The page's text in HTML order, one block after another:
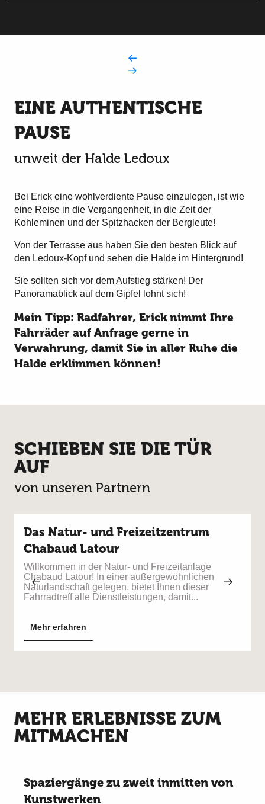
EINE AUTHENTISCHE
PAUSE
unweit der Halde Ledoux
Bei Erick eine wohlverdiente Pause einzulegen, ist wie
eine Reise in die Vergangenheit, in die Zeit der
Kohleminen und der Spitzhacken der Bergleute!
Von der Terrasse aus haben Sie den besten Blick auf
den Ledoux-Kopf und sehen die Halde im Hintergrund!
Sie sollten sich vor dem Aufstieg stärken! Der
Panoramablick auf dem Gipfel lohnt sich!
Mein Tipp: Radfahrer, Erick nimmt Ihre
Fahrräder auf Anfrage gerne in
Verwahrung, damit Sie in aller Ruhe die
Halde erklimmen können!
SCHIEBEN SIE DIE TÜR
AUF
von unseren Partnern
Das Natur- und Freizeitzentrum
Chabaud Latour
Willkommen in der Natur- und Freizeitanlage
Chabaud Latour! In einer außergewöhnlichen
Naturlandschaft gelegen, bietet Ihnen dieser
Fahrradtreff alle Dienstleistungen, damit...
Mehr erfahren
MEHR ERLEBNISSE ZUM
MITMACHEN
Spaziergänge zu zweit inmitten von
Kunstwerken